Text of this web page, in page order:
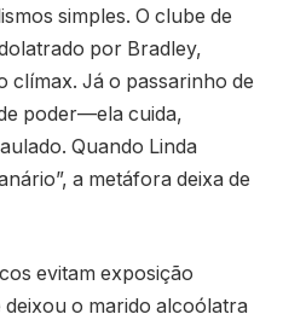
simples. O clube de
por Bradley,
clímax. Já o passarinho de
poder—ela cuida,
Quando Linda
a metáfora deixa de
evitam exposição
o marido alcoólatra